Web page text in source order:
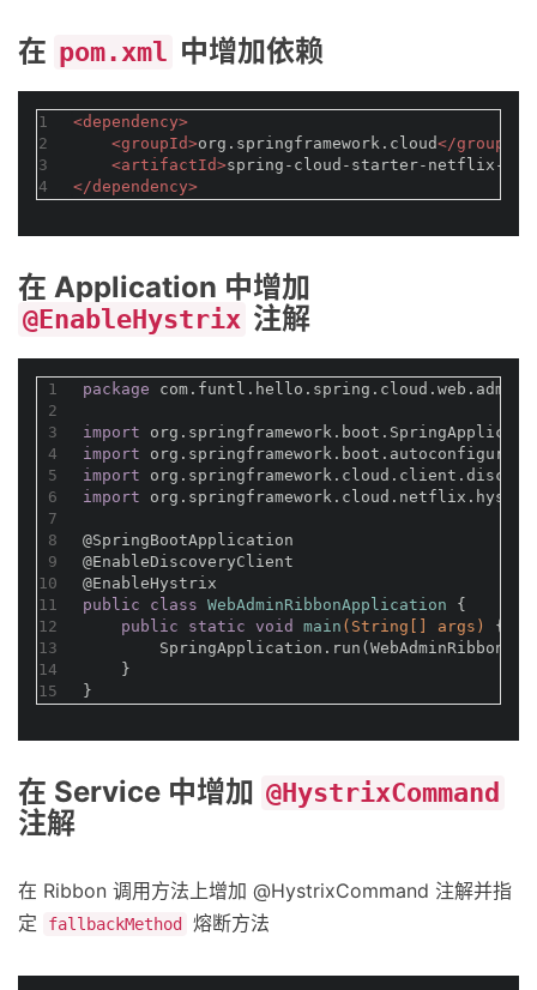
在 pom.xml 中增加依赖
1
2
3
4
<dependency>
<groupId>org.springframework.cloud</groupId
<artifactId>spring-cloud-starter-netflix-
</dependency>
在 Application 中增加
@EnableHystrix 注解
1
2
3
4
5
6
7
8
9
10
11
12
13
14
15
package
import
import
import
import
@SpringBootApplication
@EnableDiscoveryClient
@EnableHystrix
public
class WebAdminRibbonApplication
{
public
static void main (String[] args)
{
    }
}
在 Service 中增加 @HystrixCommand
注解
在 Ribbon 调用方法上增加 @HystrixCommand 注解并指
定
fallbackMethod 熔断方法